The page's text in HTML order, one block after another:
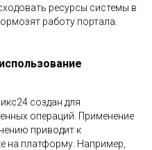
ресурсы системы в
работу портала.
создан для
операций. Применение
приводит к
на платформу. Например,